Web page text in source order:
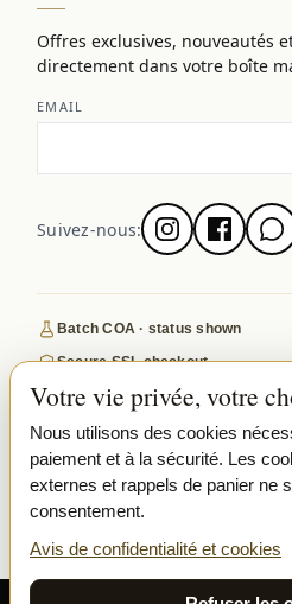
Offres exclusives, nouveautés
directement dans votre boîte
EMAIL
Suivez-nous:
Batch COA · status shown
Secure SSL checkout
Discreet, tracked EU delivery
Premium indoor · COA where
Google-reviewed
SECURE PAYMENTS
₿ BITCOIN
Votre vie privée, votre
Nous utilisons des cookies
paiement et à la sécurité. Les
externes et rappels de panier ne
consentement.
Avis de confidentialité et cookies